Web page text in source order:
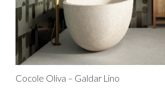
Cocole Oliva – Galdar Lino